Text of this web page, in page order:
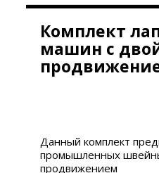
Комплект
машин с
Данный комплект
промышленных
продвижением